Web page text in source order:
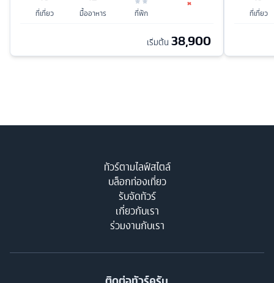
ที่เที่ยว มื้ออาหาร ที่พัก
เริ่มต้น 38,900
ที่เที่ยว
ทัวร์ตามไลฟ์สไตล์
บล็อกท่องเที่ยว
รับจัดทัวร์
เกี่ยวกับเรา
ร่วมงานกับเรา